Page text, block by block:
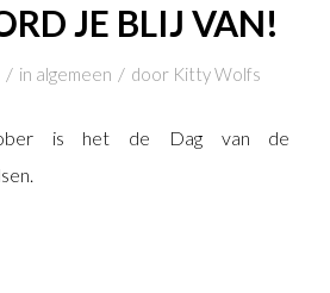
JE BLIJ VAN!
/ in algemeen / door Kitty Wolfs
is het de Dag van de